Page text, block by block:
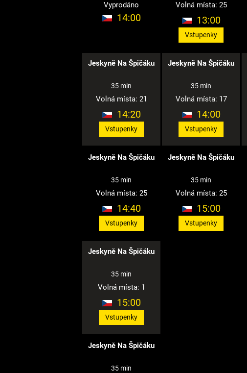
Vyprodáno
14:00
Volná místa: 25
13:00
Vstupenky
Jeskyně Na Špičáku
35 min
Volná místa: 21
14:20
Vstupenky
Jeskyně Na Špičáku
35 min
Volná místa: 17
14:00
Vstupenky
Jeskyně Na Špičáku
35 min
Volná místa: 25
14:40
Vstupenky
Jeskyně Na Špičáku
35 min
Volná místa: 25
15:00
Vstupenky
Jeskyně Na Špičáku
35 min
Volná místa: 1
15:00
Vstupenky
Jeskyně Na Špičáku
35 min